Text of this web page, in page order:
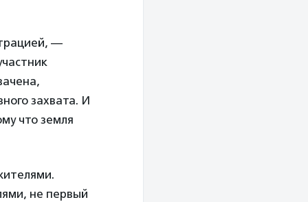
—
захвата. И
что земля
не первый